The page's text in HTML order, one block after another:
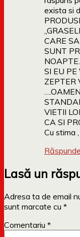
exista si
CARE
SUNT
SI EU
ZEPTER
VIETII
CA SI
Cu stima
Răspunde
Lasă un
Adresa ta de email
sunt marcate cu *
Comentariu *